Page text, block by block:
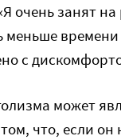
очень занят
меньше
с
может
что, если